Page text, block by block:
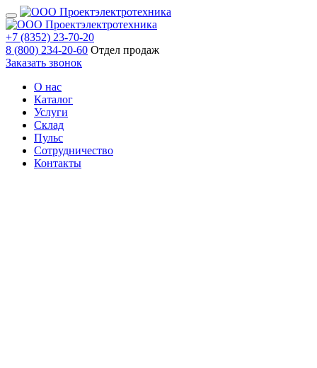
+7 (8352) 23-70-20
8 (800) 234-20-60 Отдел продаж
Заказать звонок
О нас
Каталог
Услуги
Склад
Пульс
Сотрудничество
Контакты